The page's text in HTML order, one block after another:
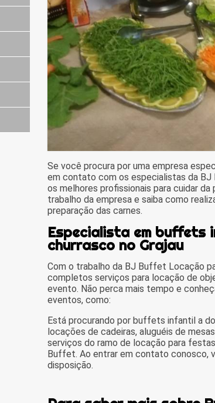
Se você procura por uma empresa
em contato com os especialistas da
os melhores profissionais para cuidar
trabalho da empresa e saiba como
preparação das carnes.
Especialista em buffets
churrasco no Grajau
Com o trabalho da BJ Buffet Locação
completos serviços para locação de
evento. Não perca mais tempo e
eventos, como:
Está procurando por buffets infantil a
locações de cadeiras, aluguéis de
serviços do ramo de locação para
Buffet. Ao entrar em contato conosco,
disposição.